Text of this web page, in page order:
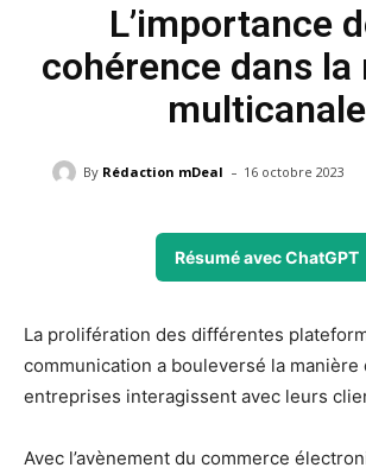
L’importance
cohérence dans la
multicanale
By Rédaction mDeal - 16 octobre 2023
Résumé avec ChatGPT
La prolifération des différentes
communication a bouleversé la manière
entreprises interagissent avec leurs
Avec l’avènement du commerce